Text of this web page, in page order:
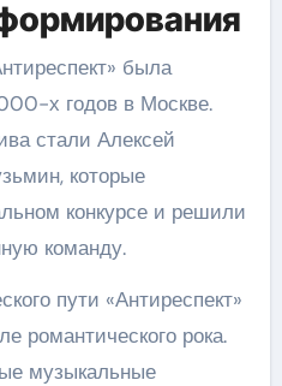
была
х годов в Москве.
стали Алексей
которые
конкурсе и решили
команду.
пути «Антиреспект»
романтического рока.
музыкальные